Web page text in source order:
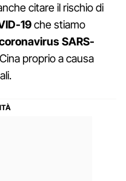
citare il rischio di
19che stiamo
SARS-
proprio a causa